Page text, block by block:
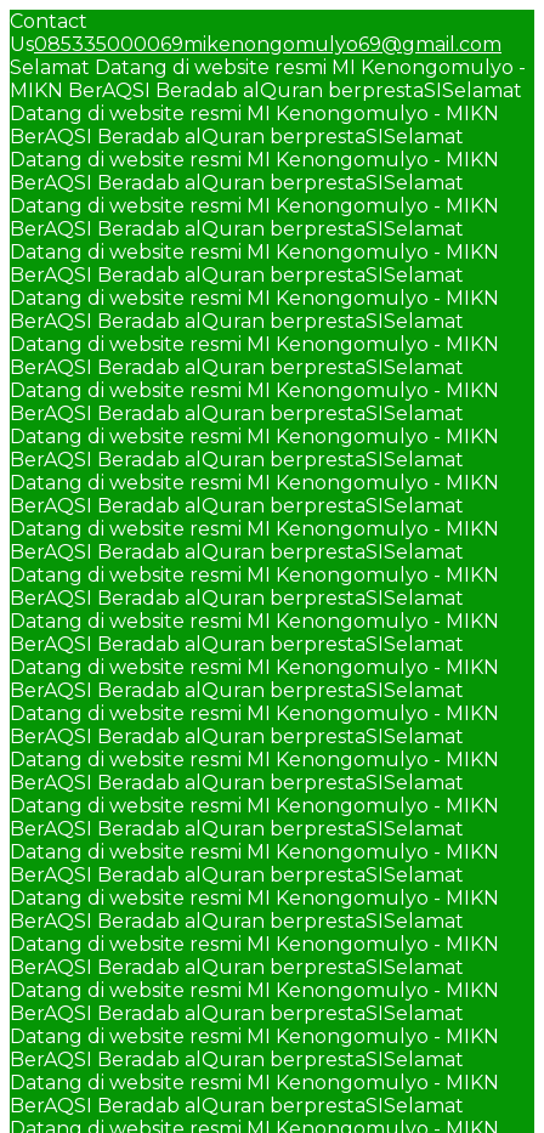
Contact
Us085335000069mikenongomulyo69@gmail.com
Selamat Datang di website resmi MI Kenongomulyo -
MIKN BerAQSI Beradab alQuran berprestaSISelamat
Datang di website resmi MI Kenongomulyo - MIKN
BerAQSI Beradab alQuran berprestaSISelamat
Datang di website resmi MI Kenongomulyo - MIKN
BerAQSI Beradab alQuran berprestaSISelamat
Datang di website resmi MI Kenongomulyo - MIKN
BerAQSI Beradab alQuran berprestaSISelamat
Datang di website resmi MI Kenongomulyo - MIKN
BerAQSI Beradab alQuran berprestaSISelamat
Datang di website resmi MI Kenongomulyo - MIKN
BerAQSI Beradab alQuran berprestaSISelamat
Datang di website resmi MI Kenongomulyo - MIKN
BerAQSI Beradab alQuran berprestaSISelamat
Datang di website resmi MI Kenongomulyo - MIKN
BerAQSI Beradab alQuran berprestaSISelamat
Datang di website resmi MI Kenongomulyo - MIKN
BerAQSI Beradab alQuran berprestaSISelamat
Datang di website resmi MI Kenongomulyo - MIKN
BerAQSI Beradab alQuran berprestaSISelamat
Datang di website resmi MI Kenongomulyo - MIKN
BerAQSI Beradab alQuran berprestaSISelamat
Datang di website resmi MI Kenongomulyo - MIKN
BerAQSI Beradab alQuran berprestaSISelamat
Datang di website resmi MI Kenongomulyo - MIKN
BerAQSI Beradab alQuran berprestaSISelamat
Datang di website resmi MI Kenongomulyo - MIKN
BerAQSI Beradab alQuran berprestaSISelamat
Datang di website resmi MI Kenongomulyo - MIKN
BerAQSI Beradab alQuran berprestaSISelamat
Datang di website resmi MI Kenongomulyo - MIKN
BerAQSI Beradab alQuran berprestaSISelamat
Datang di website resmi MI Kenongomulyo - MIKN
BerAQSI Beradab alQuran berprestaSISelamat
Datang di website resmi MI Kenongomulyo - MIKN
BerAQSI Beradab alQuran berprestaSISelamat
Datang di website resmi MI Kenongomulyo - MIKN
BerAQSI Beradab alQuran berprestaSISelamat
Datang di website resmi MI Kenongomulyo - MIKN
BerAQSI Beradab alQuran berprestaSISelamat
Datang di website resmi MI Kenongomulyo - MIKN
BerAQSI Beradab alQuran berprestaSISelamat
Datang di website resmi MI Kenongomulyo - MIKN
BerAQSI Beradab alQuran berprestaSISelamat
Datang di website resmi MI Kenongomulyo - MIKN
BerAQSI Beradab alQuran berprestaSISelamat